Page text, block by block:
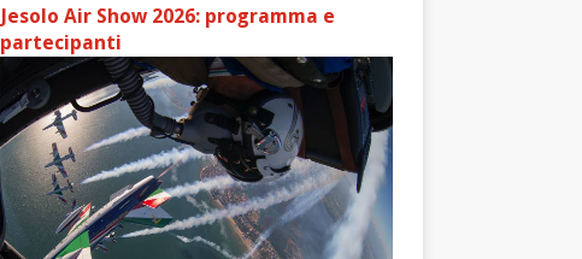
Jesolo Air Show 2026: programma e
partecipanti